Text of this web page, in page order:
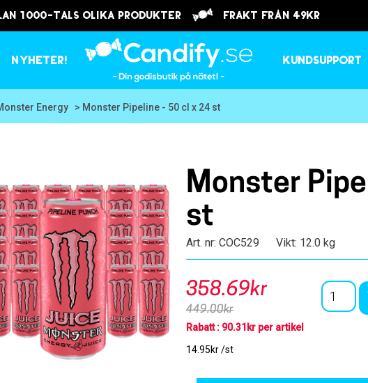
1000-tals olika produkter frakt från 49kr
Nyheter! Kundsupport
Energy > Monster Pipeline - 50 cl x 24 st
Monster
st
Art. nr: COC529 Vikt: 12.0 kg
358.69kr
449.00kr
Rabatt : 90.31kr per artikel
14.95kr /st